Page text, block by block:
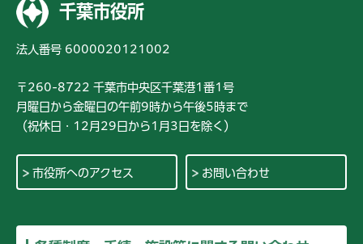
千葉市役所
法人番号 6000020121002
〒260-8722 千葉市中央区千葉港1番1号
月曜日から金曜日の午前9時から午後5時まで
（祝休日・12月29日から1月3日を除く）
市役所へのアクセス お問い合わせ